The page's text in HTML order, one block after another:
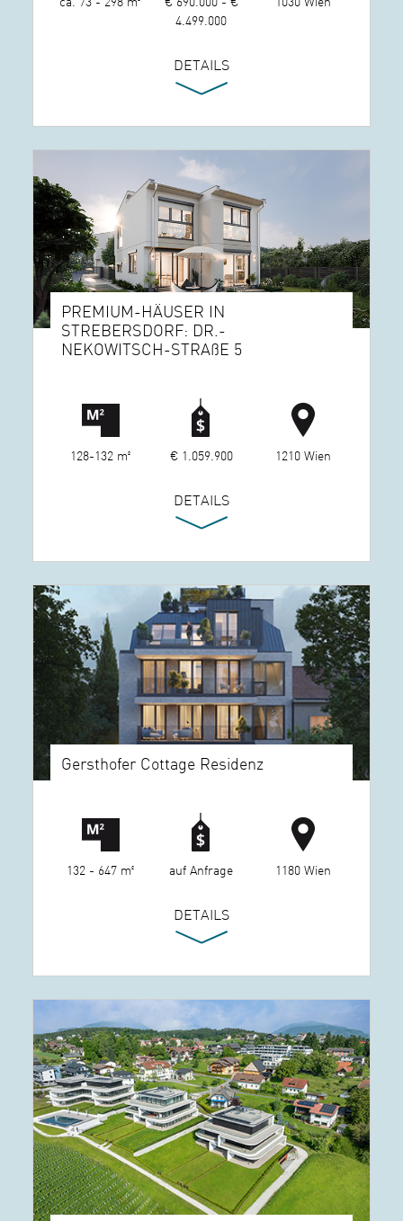
4.499.000
DETAILS
PREMIUM-HÄUSER IN
STREBERSDORF: DR.-
NEKOWITSCH-STRAßE 5
128-132 m² € 1.059.900 1210 Wien
DETAILS
Gersthofer Cottage Residenz
132 - 647 m² auf Anfrage 1180 Wien
DETAILS